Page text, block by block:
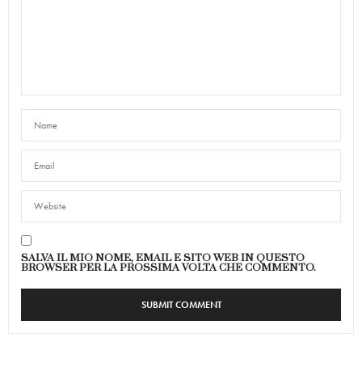
SALVA IL MIO NOME, EMAIL E SITO WEB IN QUESTO
BROWSER PER LA PROSSIMA VOLTA CHE COMMENTO.